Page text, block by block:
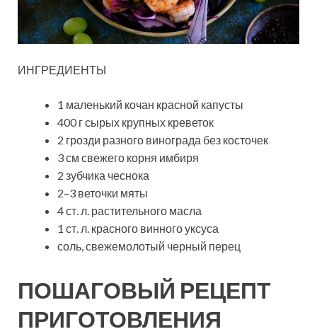
ИНГРЕДИЕНТЫ
1 маленький кочан красной капусты
400 г сырых крупных креветок
2 грозди разного винограда без косточек
3 см свежего корня имбиря
2 зубчика чеснока
2–3 веточки мяты
4 ст. л. растительного масла
1 ст. л. красного винного уксуса
соль, свежемолотый черный перец
ПОШАГОВЫЙ РЕЦЕПТ
ПРИГОТОВЛЕНИЯ